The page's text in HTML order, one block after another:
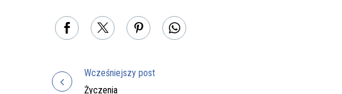
Wcześniejszy post
Życzenia